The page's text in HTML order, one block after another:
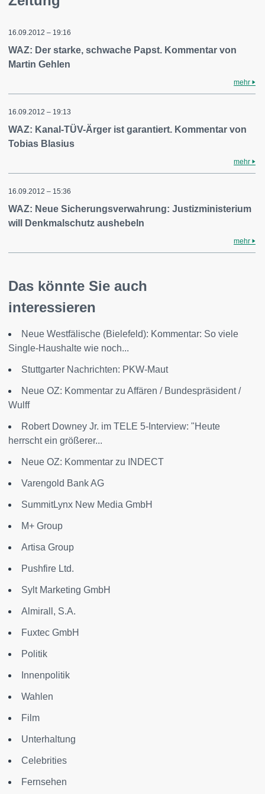
16.09.2012 – 19:16
WAZ: Der starke, schwache Papst. Kommentar von
Martin Gehlen
mehr
16.09.2012 – 19:13
WAZ: Kanal-TÜV-Ärger ist garantiert. Kommentar von
Tobias Blasius
mehr
16.09.2012 – 15:36
WAZ: Neue Sicherungsverwahrung: Justizministerium
will Denkmalschutz aushebeln
mehr
Das könnte Sie auch
interessieren
Neue Westfälische (Bielefeld): Kommentar: So viele
Single-Haushalte wie noch...
Stuttgarter Nachrichten: PKW-Maut
Neue OZ: Kommentar zu Affären / Bundespräsident /
Wulff
Robert Downey Jr. im TELE 5-Interview: "Heute
herrscht ein größerer...
Neue OZ: Kommentar zu INDECT
Varengold Bank AG
SummitLynx New Media GmbH
M+ Group
Artisa Group
Pushfire Ltd.
Sylt Marketing GmbH
Almirall, S.A.
Fuxtec GmbH
Politik
Innenpolitik
Wahlen
Film
Unterhaltung
Celebrities
Fernsehen